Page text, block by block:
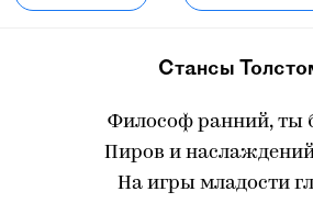
Стансы
Философ ранний, ты
Пиров и
На игры младости